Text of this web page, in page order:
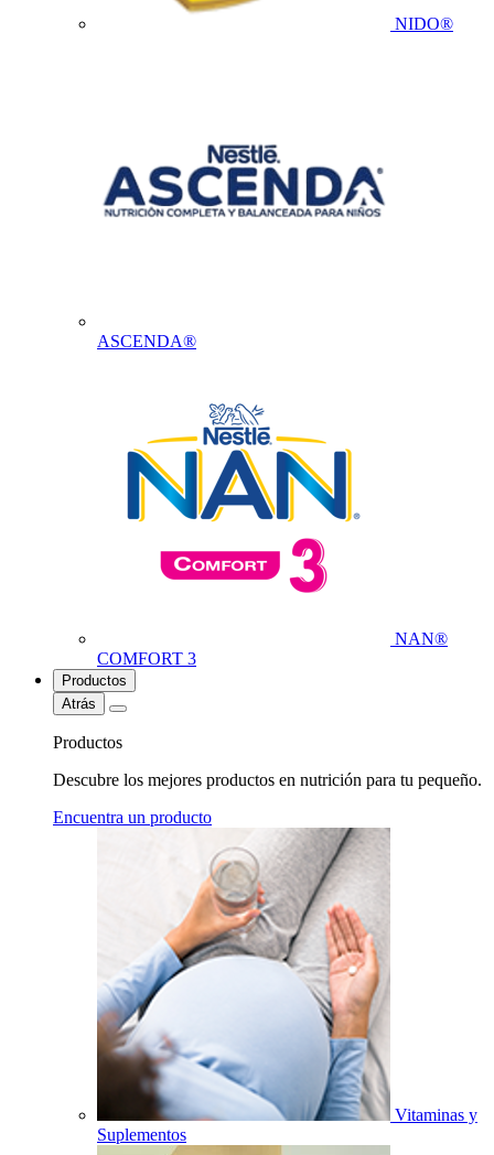
NIDO®
ASCENDA®
NAN®
COMFORT 3
Productos
Atrás
Productos
Descubre los mejores productos en nutrición para tu pequeño.
Encuentra un producto
Vitaminas y
Suplementos